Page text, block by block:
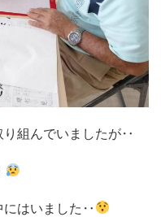
り組んでいましたが‥
にはいました‥